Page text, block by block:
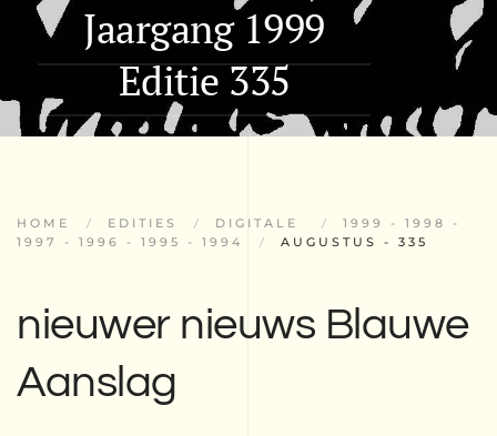
Jaargang 1999
Editie 335
HOME EDITIES DIGITALE
1999 - 1998 -
1997 - 1996 - 1995 - 1994
AUGUSTUS - 335
nieuwer nieuws Blauwe
Aanslag